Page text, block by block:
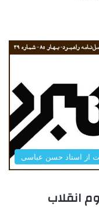
از استاد حسن عباسی
انقلاب